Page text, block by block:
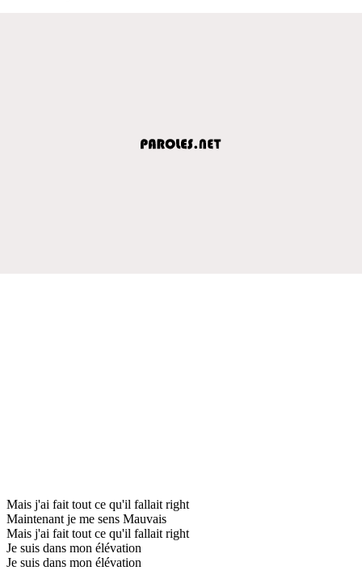
Mais j'ai fait tout ce qu'il fallait right
Maintenant je me sens Mauvais
Mais j'ai fait tout ce qu'il fallait right
Je suis dans mon élévation
Je suis dans mon élévation